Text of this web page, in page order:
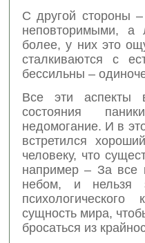
С другой стороны
неповторимыми, а
более, у них это
сталкиваются с
бессильны –
Все эти аспекты
состояния
недомогание. И в
встретился
человеку, что
например – За все
небом, и нельзя
сущность мира,
бросаться из